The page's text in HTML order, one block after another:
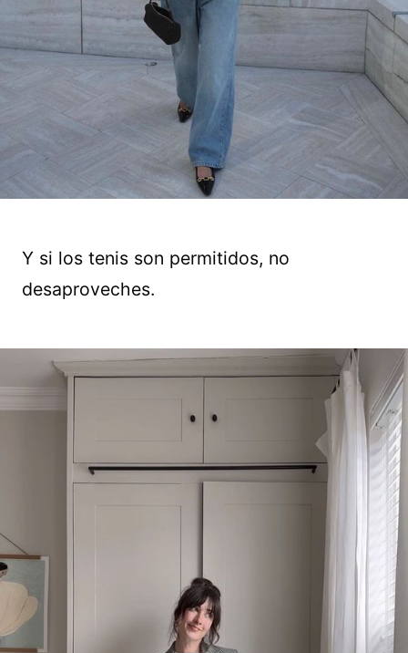
Y si los tenis son permitidos, no
desaproveches.